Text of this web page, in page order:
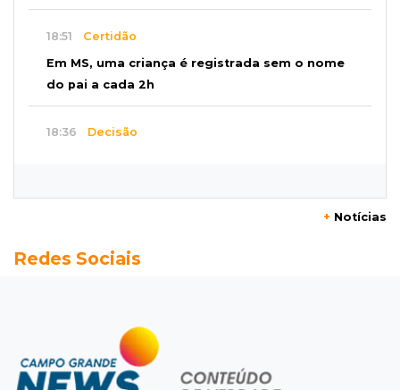
18:51 Certidão
Em MS, uma criança é registrada sem o nome
do pai a cada 2h
18:36 Decisão
Após chuva, despedida do "sextou" é com pôr
Nacional
Alerta em celulares mobiliza buscas por bebê
+ Notícias
Redes Sociais